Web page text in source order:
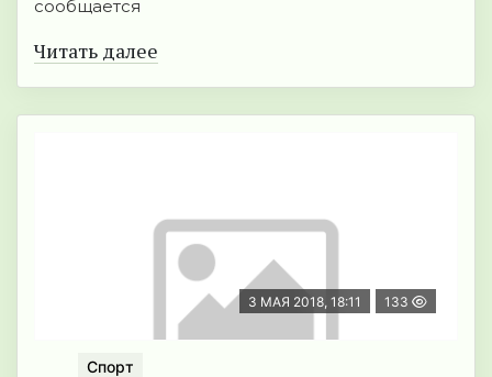
сообщается
Читать далее
3 МАЯ 2018, 18:11 133
Спорт